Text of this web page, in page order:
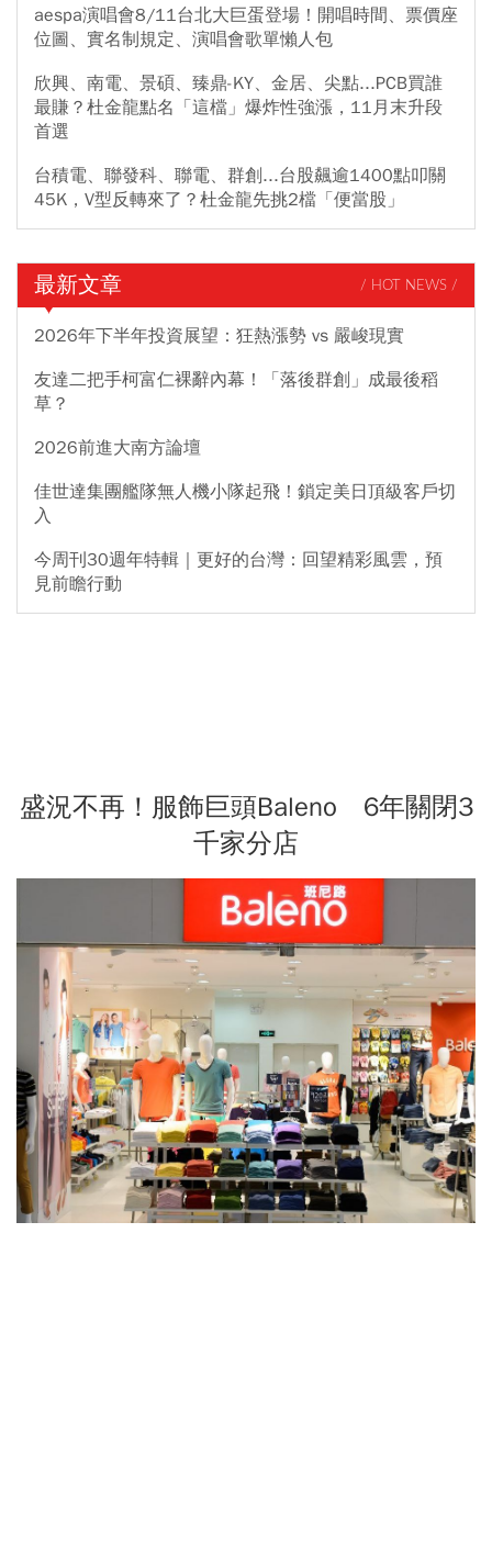
aespa演唱會8/11台北大巨蛋登場！開唱時間、票價座
位圖、實名制規定、演唱會歌單懶人包
欣興、南電、景碩、臻鼎-KY、金居、尖點...PCB買誰
最賺？杜金龍點名「這檔」爆炸性強漲，11月末升段
首選
台積電、聯發科、聯電、群創...台股飆逾1400點叩關
45K，V型反轉來了？杜金龍先挑2檔「便當股」
最新文章 / HOT NEWS /
2026年下半年投資展望：狂熱漲勢 vs 嚴峻現實
友達二把手柯富仁裸辭內幕！「落後群創」成最後稻
草？
2026前進大南方論壇
佳世達集團艦隊無人機小隊起飛！鎖定美日頂級客戶切
入
今周刊30週年特輯｜更好的台灣：回望精彩風雲，預
見前瞻行動
盛況不再！服飾巨頭Baleno 6年關閉3
千家分店